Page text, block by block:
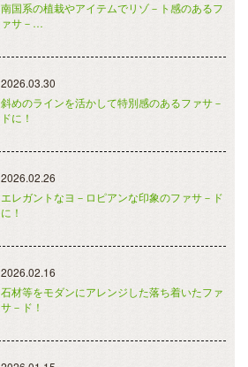
南国系の植栽やアイテムでリゾ－ト感のあるフ
ァサ－…
2026.03.30
斜めのラインを活かして特別感のあるファサ－
ドに！
2026.02.26
エレガントなヨ－ロピアンな印象のファサ－ド
に！
2026.02.16
石材等をモダンにアレンジした落ち着いたファ
サ－ド！